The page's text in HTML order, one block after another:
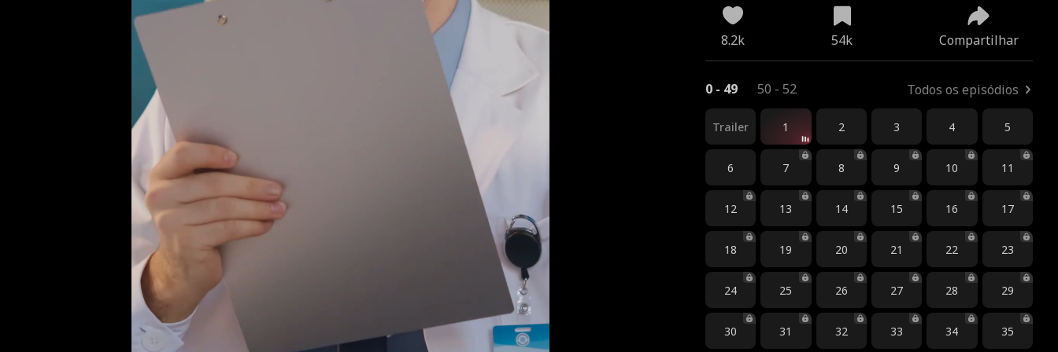
8.2k 54k Compartilhar
0 - 49 50 - 52 Todos os episódios
Trailer 1 2 3 4 5
6 7 8 9 10 11
12 13 14 15 16 17
18 19 20 21 22 23
24 25 26 27 28 29
30 31 32 33 34 35